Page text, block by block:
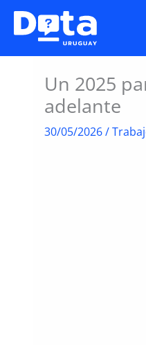
Skip
content
Un 2025
adelante
30/05/2026/